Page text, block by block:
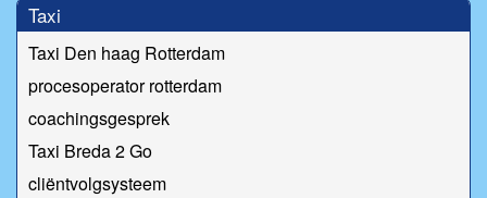
Taxi
Taxi Den haag Rotterdam
procesoperator rotterdam
coachingsgesprek
Taxi Breda 2 Go
cliëntvolgsysteem